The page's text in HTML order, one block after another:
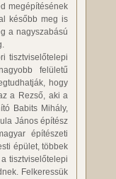
megépítésének
később meg is
a nagyszabású
tisztviselőtelepi
felületű
hogy
a Rezső, aki a
Babits Mihály,
János építész
építészeti
épület, többek
tisztviselőtelepi
Felkeressük